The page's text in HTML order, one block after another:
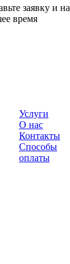
заявку и
время
Услуги
О нас
Контакты
Способы
оплаты